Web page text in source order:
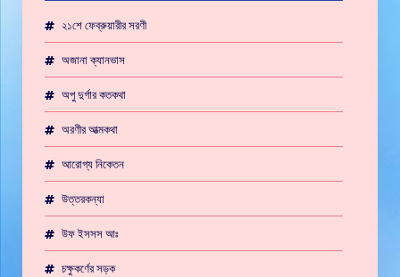
২১শে ফেব্রুয়ারীর সরণী
অজানা ক্যানভাস
অপু দুর্গার কতকথা
অরণীর আত্মকথা
আরোগ্য নিকেতন
উত্তরকন্যা
উফ ইসসস আঃ
চক্ষুকর্ণের সড়ক